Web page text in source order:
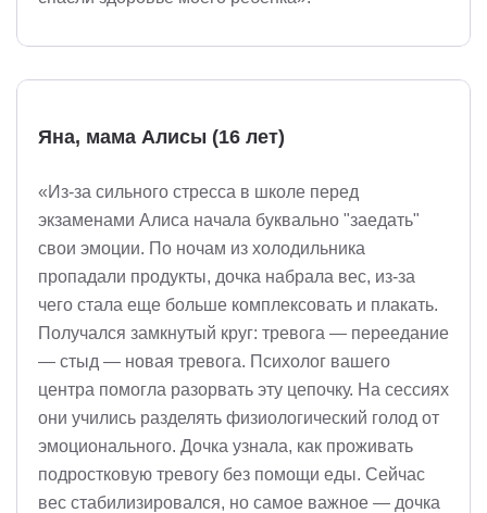
Яна, мама Алисы (16 лет)
«Из-за сильного стресса в школе перед
экзаменами Алиса начала буквально "заедать"
свои эмоции. По ночам из холодильника
пропадали продукты, дочка набрала вес, из-за
чего стала еще больше комплексовать и плакать.
Получался замкнутый круг: тревога — переедание
— стыд — новая тревога. Психолог вашего
центра помогла разорвать эту цепочку. На сессиях
они учились разделять физиологический голод от
эмоционального. Дочка узнала, как проживать
подростковую тревогу без помощи еды. Сейчас
вес стабилизировался, но самое важное — дочка